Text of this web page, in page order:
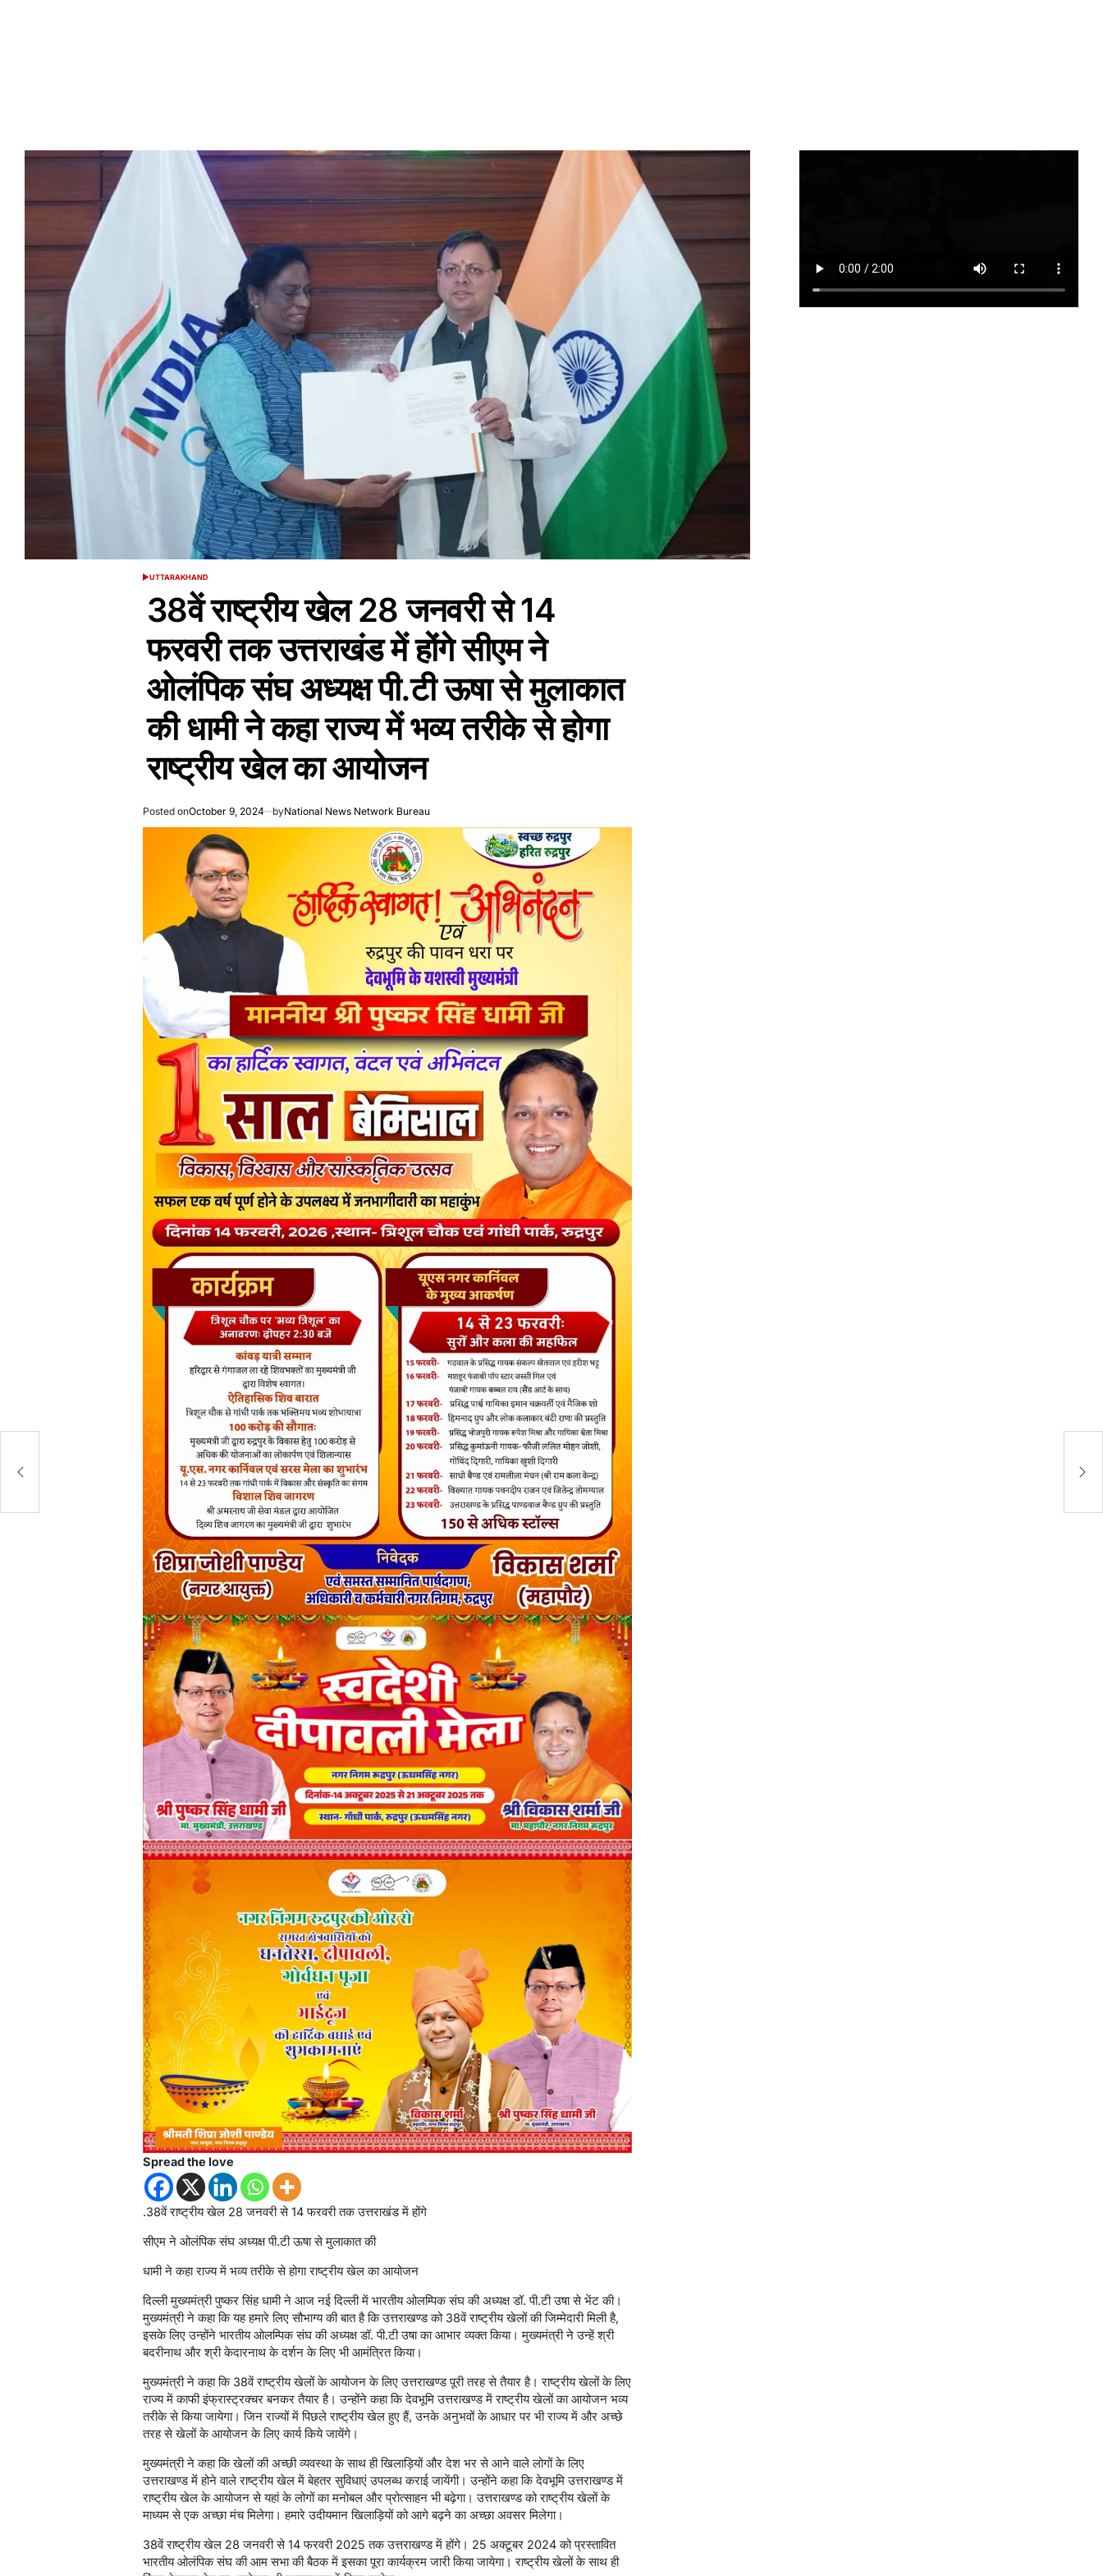
POSTED
UTTARAKHAND
38वें राष्ट्रीय खेल 28 जनवरी से 14
फरवरी तक उत्तराखंड में होंगे सीएम ने
ओलंपिक संघ अध्यक्ष पी.टी ऊषा से मुलाकात
की धामी ने कहा राज्य में भव्य तरीके से होगा
राष्ट्रीय खेल का आयोजन
Posted onOctober 9, 2024 byNational News Network Bureau
Spread the love
.38वें राष्ट्रीय खेल 28 जनवरी से 14 फरवरी तक उत्तराखंड में होंगे
सीएम ने ओलंपिक संघ अध्यक्ष पी.टी ऊषा से मुलाकात की
धामी ने कहा राज्य में भव्य तरीके से होगा राष्ट्रीय खेल का आयोजन
दिल्ली मुख्यमंत्री पुष्कर सिंह धामी ने आज नई दिल्ली में भारतीय ओलम्पिक संघ की अध्यक्ष डॉ. पी.टी उषा से भेंट की।
मुख्यमंत्री ने कहा कि यह हमारे लिए सौभाग्य की बात है कि उत्तराखण्ड को 38वें राष्ट्रीय खेलों की जिम्मेदारी मिली है,
इसके लिए उन्होंने भारतीय ओलम्पिक संघ की अध्यक्ष डॉ. पी.टी उषा का आभार व्यक्त किया। मुख्यमंत्री ने उन्हें श्री
बदरीनाथ और श्री केदारनाथ के दर्शन के लिए भी आमंत्रित किया।
मुख्यमंत्री ने कहा कि 38वें राष्ट्रीय खेलों के आयोजन के लिए उत्तराखण्ड पूरी तरह से तैयार है। राष्ट्रीय खेलों के लिए
राज्य में काफी इंफ्रास्ट्रक्चर बनकर तैयार है। उन्होंने कहा कि देवभूमि उत्तराखण्ड में राष्ट्रीय खेलों का आयोजन भव्य
तरीके से किया जायेगा। जिन राज्यों में पिछले राष्ट्रीय खेल हुए हैं, उनके अनुभवों के आधार पर भी राज्य में और अच्छे
तरह से खेलों के आयोजन के लिए कार्य किये जायेंगे।
मुख्यमंत्री ने कहा कि खेलों की अच्छी व्यवस्था के साथ ही खिलाड़ियों और देश भर से आने वाले लोगों के लिए
उत्तराखण्ड मेंं होने वाले राष्ट्रीय खेल में बेहतर सुविधाएं उपलब्ध कराई जायेंगी। उन्होंने कहा कि देवभूमि उत्तराखण्ड में
राष्ट्रीय खेल के आयोजन से यहां के लोगों का मनोबल और प्रोत्साहन भी बढ़ेगा। उत्तराखण्ड को राष्ट्रीय खेलों के
माध्यम से एक अच्छा मंच मिलेगा। हमारे उदीयमान खिलाड़ियों को आगे बढ़ने का अच्छा अवसर मिलेगा।
38वें राष्ट्रीय खेल 28 जनवरी से 14 फरवरी 2025 तक उत्तराखण्ड में होंगे। 25 अक्टूबर 2024 को प्रस्तावित
भारतीय ओलंपिक संघ की आम सभा की बैठक में इसका पूरा कार्यक्रम जारी किया जायेगा। राष्ट्रीय खेलों के साथ ही